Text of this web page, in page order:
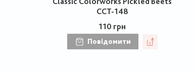
CCT-148
110 грн
Повідомити